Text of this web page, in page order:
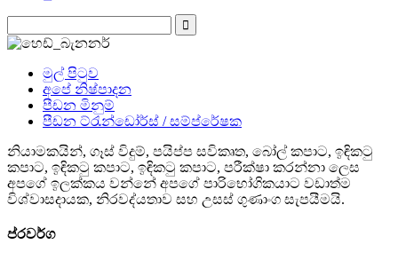
මුල් පිටුව
අපේ නිෂ්පාදන
පීඩන මිනුම්
පීඩන ට්රැන්ඩෝර්ස් / සම්ප්රේෂක
නියාමකයින්, ගෑස් විදුම්, පයිප්ප සවිකෘත, බෝල් කපාට, ඉඳිකටු
කපාට, ඉඳිකටු කපාට, ඉඳිකටු කපාට, පරීක්ෂා කරන්නා ලෙස
අපගේ ඉලක්කය වන්නේ අපගේ පාරිභෝගිකයාට වඩාත්ම
විශ්වාසදායක, නිරවද්යතාව සහ උසස් ගුණාංග සැපයීමයි.
ප්රවර්ග